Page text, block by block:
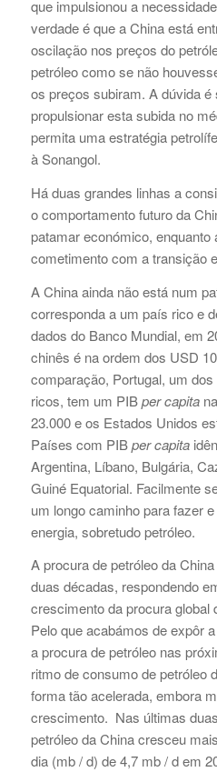
que impulsionou a
verdade é que a China está
oscilação nos preços do
petróleo como se não
os preços subiram. A dúvida é
propulsionar esta subida no
permita uma estratégia
à Sonangol.
Há duas grandes linhas a
o comportamento futuro da
patamar económico, enquanto
cometimento com a transição
A China ainda não está num
corresponda a um país rico e
dados do Banco Mundial, em
chinês é na ordem dos USD
comparação, Portugal, um
ricos, tem um PIBper capita
23.000 e os Estados Unidos
Países com PIBper capita
Argentina, Líbano, Bulgária,
Guiné Equatorial. Facilmente
um longo caminho para fazer
energia, sobretudo petróleo.
A procura de petróleo da
duas décadas, respondendo
crescimento da procura global
Pelo que acabámos de expôr
a procura de petróleo nas
ritmo de consumo de petróleo
forma tão acelerada, embora
crescimento. Nas últimas
petróleo da China cresceu
dia (mb / d) de 4,7 mb / d em